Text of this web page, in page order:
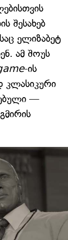
შესახებ
ელიზაბეტ
ამ შოუს
-ის
კლასიკური
—